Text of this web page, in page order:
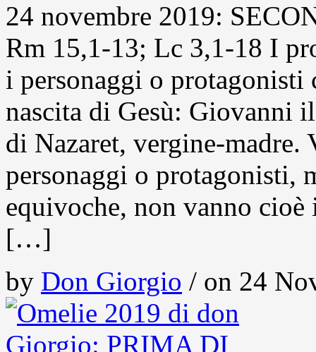
24 novembre 2019:
Rm 15,1-13; Lc 3,1-18 I
i personaggi o protagonisti
nascita di Gesù: Giovanni
di Nazaret, vergine-
personaggi o protagonisti,
equivoche, non vanno cioè
[…]
by Don Giorgio / on 24